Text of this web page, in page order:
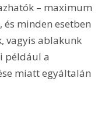
– maximum
és minden esetben
vagyis ablakunk
például a
miatt egyáltalán